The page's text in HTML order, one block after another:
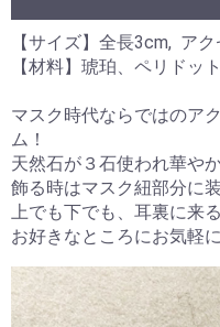
【サイズ】全長3cm, ア
【材料】琥珀、ペリドッ
マスク時代ならではのア
ム！
天然石が３石使われ華やか
飾る時はマスク紐部分に
上でも下でも、耳裏に来
お好きなところにお気軽に